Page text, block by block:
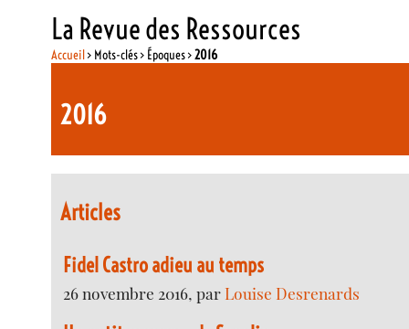
La Revue des Ressources
Accueil> Mots-clés > Époques >2016
2016
Articles
Fidel Castro adieu au temps
26 novembre 2016, parLouise Desrenards